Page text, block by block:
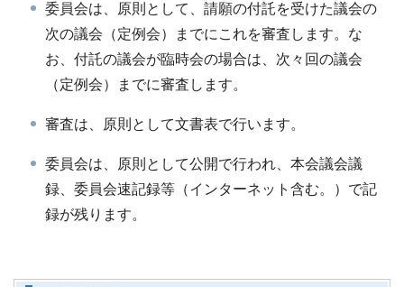
委員会は、原則として、請願の付託を受けた議会の
次の議会（定例会）までにこれを審査します。な
お、付託の議会が臨時会の場合は、次々回の議会
（定例会）までに審査します。
審査は、原則として文書表で行います。
委員会は、原則として公開で行われ、本会議会議
録、委員会速記録等（インターネット含む。）で記
録が残ります。